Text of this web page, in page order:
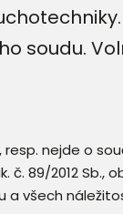
soudu.
nejde o
č. 89/2012 Sb.,
a všech